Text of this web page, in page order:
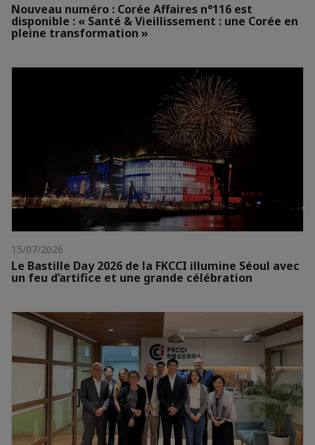
Nouveau numéro : Corée Affaires n°116 est
disponible : « Santé & Vieillissement : une Corée en
pleine transformation »
15/07/2026
Le Bastille Day 2026 de la FKCCI illumine Séoul avec
un feu d’artifice et une grande célébration